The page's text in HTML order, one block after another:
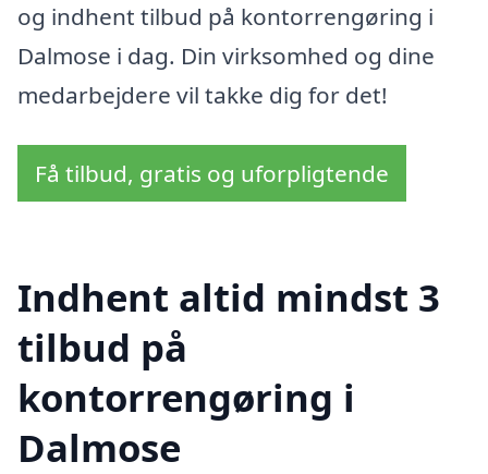
og indhent tilbud på kontorrengøring i
Dalmose i dag. Din virksomhed og dine
medarbejdere vil takke dig for det!
Få tilbud, gratis og uforpligtende
Indhent altid mindst 3
tilbud på
kontorrengøring i
Dalmose